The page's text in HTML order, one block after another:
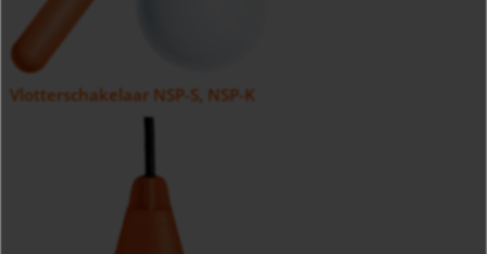
Vlotterschakelaar NSP-S, NSP-K